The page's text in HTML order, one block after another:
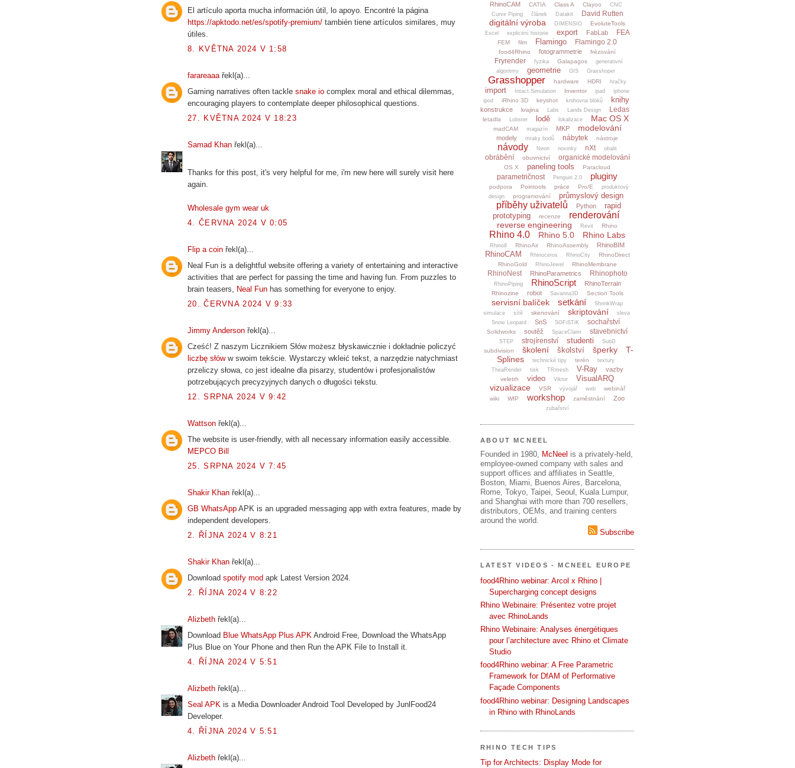
El artículo aporta mucha información útil, lo apoyo. Encontré la página
https://apktodo.net/es/spotify-premium/ también tiene artículos similares, muy
útiles.
8. KVĚTNA 2024 V 1:58
farareaaařekl(a)...
Gaming narratives often tackle snake io complex moral and ethical dilemmas,
encouraging players to contemplate deeper philosophical questions.
27. KVĚTNA 2024 V 18:23
Samad Khan řekl(a)...
Thanks for this post, it's very helpful for me, i'm new here will surely visit here
again.
Wholesale gym wear uk
4. ČERVNA 2024 V 0:05
Flip a coin řekl(a)...
Neal Fun is a delightful website offering a variety of entertaining and interactive
activities that are perfect for passing the time and having fun. From puzzles to
brain teasers, Neal Fun has something for everyone to enjoy.
20. ČERVNA 2024 V 9:33
Jimmy Anderson řekl(a)...
Cześć! Z naszym Licznikiem Słów możesz błyskawicznie i dokładnie policzyć
liczbę słóww swoim tekście. Wystarczy wkleić tekst, a narzędzie natychmiast
przeliczy słowa, co jest idealne dla pisarzy, studentów i profesjonalistów
potrzebujących precyzyjnych danych o długości tekstu.
12. SRPNA 2024 V 9:42
Wattson řekl(a)...
The website is user-friendly, with all necessary information easily accessible.
MEPCO Bill
25. SRPNA 2024 V 7:45
Shakir Khan řekl(a)...
GB WhatsApp APK is an upgraded messaging app with extra features, made by
independent developers.
2. ŘÍJNA 2024 V 8:21
Shakir Khan řekl(a)...
Download spotify mod apk Latest Version 2024.
2. ŘÍJNA 2024 V 8:22
Alizbeth řekl(a)...
Download Blue WhatsApp Plus APK Android Free, Download the WhatsApp
Plus Blue on Your Phone and then Run the APK File to Install it.
4. ŘÍJNA 2024 V 5:51
Alizbeth řekl(a)...
Seal APK is a Media Downloader Android Tool Developed by JunlFood24
Developer.
4. ŘÍJNA 2024 V 5:51
Alizbeth řekl(a)...
RhinoCAM
CATIA Class A Clayoo
CNC
Curve Piping
článek Datakit David Rutten
digitální výroba DIMENSIO EvoluteTools
Excel explicitní historie export FabLab FEA
FEM film Flamingo Flamingo 2.0
food4Rhino fotogrammetrie frézování
Fryrender fyzika Galapagos
generativní
algoritmy
geometrie GIS Grasshoper
Grasshopper hardware HDRI hračky
import Intact.Simulation Inventor ipad
iphone
ipod
iRhino 3D keyshot knihovna bloků knihy
konstrukce krajina Labs Lands Design Ledas
letadla Lobster lodě lokalizace Mac OS X
madCAM magazín MKP modelování
modely mraky bodů nábytek nástroje
návody Neon novinky nXt obalit
obrábění obuvnictví organické modelování
OS X paneling tools Paracloud
parametričnost Penguin 2.0 pluginy
podpora Pointools práce Pro/E
produktový
design
programování průmyslový design
příběhy uživatelů Python
rapid
prototyping
recenze renderování
reverse engineering Revit Rhino
Rhino 4.0 Rhino 5.0 Rhino Labs
Rhino8 RhinoAir RhinoAssembly RhinoBIM
RhinoCAM Rhinoceros RhinoCity
RhinoDirect
RhinoGold
RhinoJewel RhinoMembrane
RhinoNest RhinoParametrics Rhinophoto
RhinoPiping RhinoScript RhinoTerrain
Rhinozine robot Savanna3D Section Tools
servisní balíček setkání
ShrinkWrap
simulace
sítě skenování skriptování
sleva
Snow Leopard
SnS SOFiSTiK sochařství
Solidworks soutěž SpaceClaim stavebnictví
STEP strojírenství studenti SubD
subdivision školení školství šperky
T-
Splines
technické tipy terén
textury
TheaRender
tisk TRmesh V-Ray vazby
veletrh video Viktor VisualARQ
vizualizace VSR vývojář web
webinář
wiki
WIP workshop zaměstnání Zoo
zubařství
ABOUT MCNEEL
Founded in 1980, McNeel is a privately-held,
employee-owned company with sales and
support offices and affiliates in Seattle,
Boston, Miami, Buenos Aires, Barcelona,
Rome, Tokyo, Taipei, Seoul, Kuala Lumpur,
and Shanghai with more than 700 resellers,
distributors, OEMs, and training centers
around the world.
Subscribe
LATEST VIDEOS - MCNEEL EUROPE
food4Rhino webinar: Arcol x Rhino |
Supercharging concept designs
Rhino Webinaire: Présentez votre projet
avec RhinoLands
Rhino Webinaire: Analyses énergétiques
pour l’architecture avec Rhino et Climate
Studio
food4Rhino webinar: A Free Parametric
Framework for DfAM of Performative
Façade Components
food4Rhino webinar: Designing Landscapes
in Rhino with RhinoLands
RHINO TECH TIPS
Tip for Architects: Display Mode for